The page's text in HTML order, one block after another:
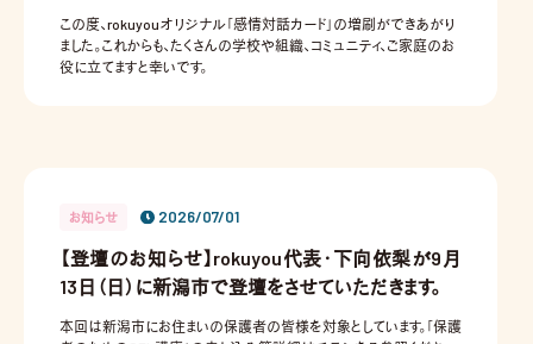
この度、rokuyouオリジナル「感情対話カード」の増刷ができあがり
ました。これからも、たくさんの学校や組織、コミュニティ、ご家庭のお
役に立てますと幸いです。
お知らせ 2026/07/01
【登壇のお知らせ】rokuyou代表・下向依梨が9月
13日（日）に新潟市で登壇をさせていただきます。
本回は新潟市にお住まいの保護者の皆様を対象としています。「保護